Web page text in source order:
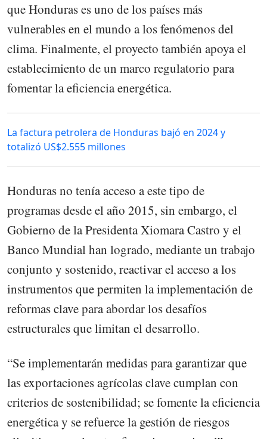
que Honduras es uno de los países más
vulnerables en el mundo a los fenómenos del
clima. Finalmente, el proyecto también apoya el
establecimiento de un marco regulatorio para
fomentar la eficiencia energética.
La factura petrolera de Honduras bajó en 2024 y
totalizó US$2.555 millones
Honduras no tenía acceso a este tipo de
programas desde el año 2015, sin embargo, el
Gobierno de la Presidenta Xiomara Castro y el
Banco Mundial han logrado, mediante un trabajo
conjunto y sostenido, reactivar el acceso a los
instrumentos que permiten la implementación de
reformas clave para abordar los desafíos
estructurales que limitan el desarrollo.
“Se implementarán medidas para garantizar que
las exportaciones agrícolas clave cumplan con
criterios de sostenibilidad; se fomente la eficiencia
energética y se refuerce la gestión de riesgos